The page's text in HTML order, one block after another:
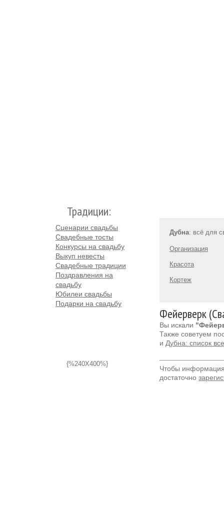
Традиции:
Сценарии свадьбы
Свадебные тосты
Конкурсы на свадьбу
Выкуп невесты
Свадебные традиции
Поздравления на
свадьбу
Юбилеи свадьбы
Подарки на свадьбу
{%240X400%}
Дубна: всё для
Организация
Красота
Кортеж
Фейерверк
Вы искали
Также советуем
и Дубна: список
Чтобы
достаточно